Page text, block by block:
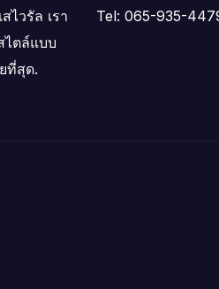
ไวรัล เรา
ไตล์แบบ
ที่สุด.
Tel: 065-935-